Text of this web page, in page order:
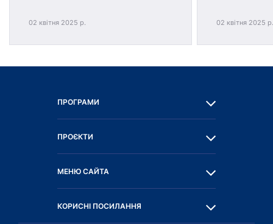
02 квітня 2025 р. 02 квітня 2025 р.
ПРОГРАМИ
ПРОЄКТИ
МЕНЮ САЙТА
КОРИСНІ ПОСИЛАННЯ